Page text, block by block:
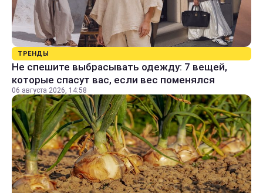
ТРЕНДЫ
Не спешите выбрасывать одежду: 7 вещей,
которые спасут вас, если вес поменялся
06 августа 2026, 14:58